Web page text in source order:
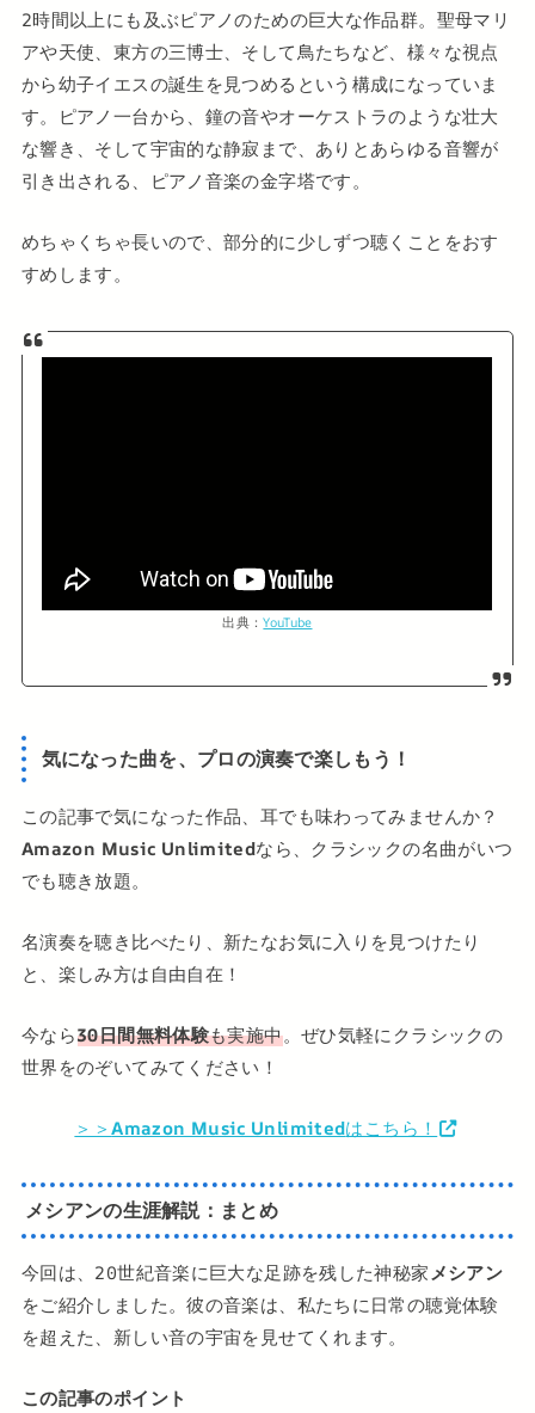
2時間以上にも及ぶピアノのための巨大な作品群。聖母マリ
アや天使、東方の三博士、そして鳥たちなど、様々な視点
から幼子イエスの誕生を見つめるという構成になっていま
す。ピアノ一台から、鐘の音やオーケストラのような壮大
な響き、そして宇宙的な静寂まで、ありとあらゆる音響が
引き出される、ピアノ音楽の金字塔です。
めちゃくちゃ長いので、部分的に少しずつ聴くことをおす
すめします。
出典：YouTube
気になった曲を、プロの演奏で楽しもう！
この記事で気になった作品、耳でも味わってみませんか？
Amazon Music Unlimitedなら、クラシックの名曲がいつ
でも聴き放題。
名演奏を聴き比べたり、新たなお気に入りを見つけたり
と、楽しみ方は自由自在！
今なら30日間無料体験も実施中。ぜひ気軽にクラシックの
世界をのぞいてみてください！
＞＞Amazon Music Unlimitedはこちら！
メシアンの生涯解説：まとめ
今回は、20世紀音楽に巨大な足跡を残した神秘家メシアン
をご紹介しました。彼の音楽は、私たちに日常の聴覚体験
を超えた、新しい音の宇宙を見せてくれます。
この記事のポイント